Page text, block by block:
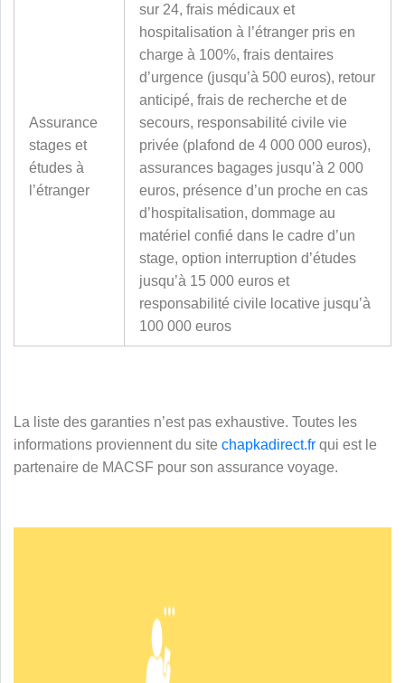
Assurance
stages et
études à
l’étranger
sur 24, frais médicaux et
hospitalisation à l’étranger pris en
charge à 100%, frais dentaires
d’urgence (jusqu’à 500 euros), retour
anticipé, frais de recherche et de
secours, responsabilité civile vie
privée (plafond de 4 000 000 euros),
assurances bagages jusqu’à 2 000
euros, présence d’un proche en cas
d’hospitalisation, dommage au
matériel confié dans le cadre d’un
stage, option interruption d’études
jusqu’à 15 000 euros et
responsabilité civile locative jusqu’à
100 000 euros
La liste des garanties n’est pas exhaustive. Toutes les
informations proviennent du site chapkadirect.fr qui est le
partenaire de MACSF pour son assurance voyage.